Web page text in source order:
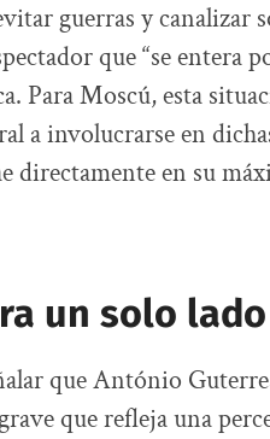
guerras y canalizar
que “se entera
Para Moscú, esta
a involucrarse en
directamente en su
un solo lado
que António
que refleja una